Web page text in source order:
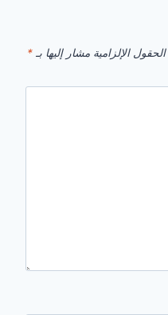
الحقول الإلزامية مشار إليها بـ *